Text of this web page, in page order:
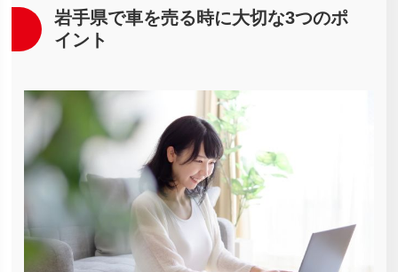
岩手県で車を売る時に大切な3つのポ
イント